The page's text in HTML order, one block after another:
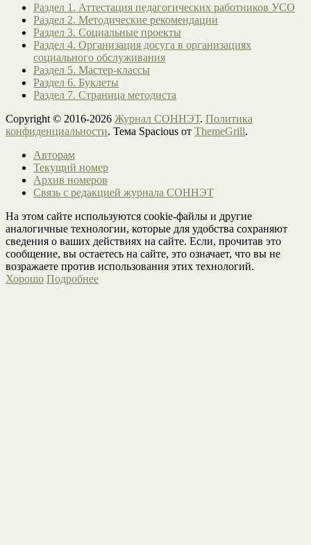
Раздел 1. Аттестация педагогических работников УСО
Раздел 2. Методические рекомендации
Раздел 3. Социальные проекты
Раздел 4. Организация досуга в организациях
социального обслуживания
Раздел 5. Мастер-классы
Раздел 6. Буклеты
Раздел 7. Страница методиста
Copyright © 2016-2026 Журнал СОННЭТ. Политика
конфиденциальности. Тема Spacious от ThemeGrill.
Авторам
Текущий номер
Архив номеров
Связь с редакцией журнала СОННЭТ
На этом сайте используются cookie-файлы и другие
аналогичные технологии, которые для удобства сохраняют
сведения о ваших действиях на сайте. Если, прочитав это
сообщение, вы остаетесь на сайте, это означает, что вы не
возражаете против использования этих технологий.
Хорошо Подробнее